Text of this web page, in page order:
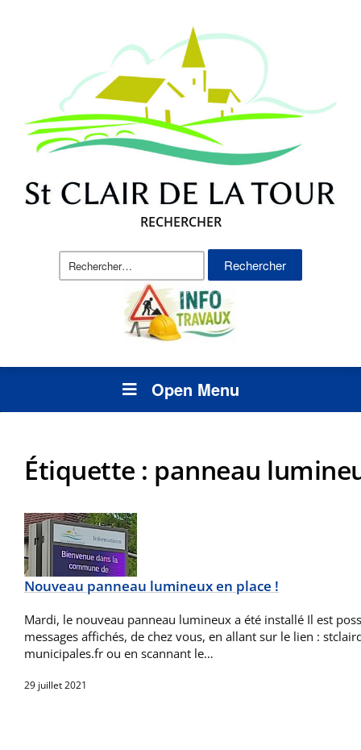
RECHERCHER
Rechercher :
Open Menu
Étiquette : panneau
Nouveau panneau lumineux en place !
Mardi, le nouveau panneau lumineux a été installé Il est
messages affichés, de chez vous, en allant sur le lien :
municipales.fr ou en scannant le…
29 juillet 2021